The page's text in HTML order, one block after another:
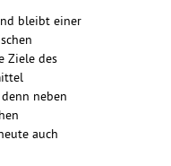
bleibt einer
Ziele des
neben
auch